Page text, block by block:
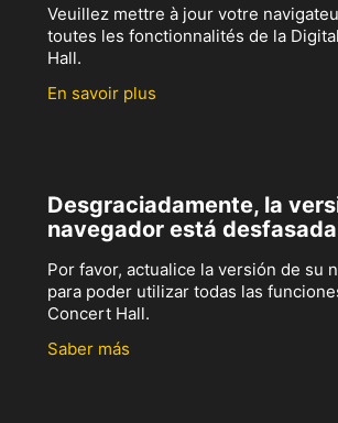
Veuillez mettre à jour votre
toutes les fonctionnalités de la
Hall.
En savoir plus
Desgraciadamente, la
navegador está desfasada
Por favor, actualice la versión de su
para poder utilizar todas las
Concert Hall.
Saber más